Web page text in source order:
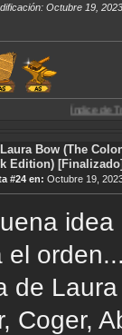
Octubre 19,
Índice de Traducciones de
Laura Bow (The
Edition)
#24 en: Octubre 19,
el
de
Coger,